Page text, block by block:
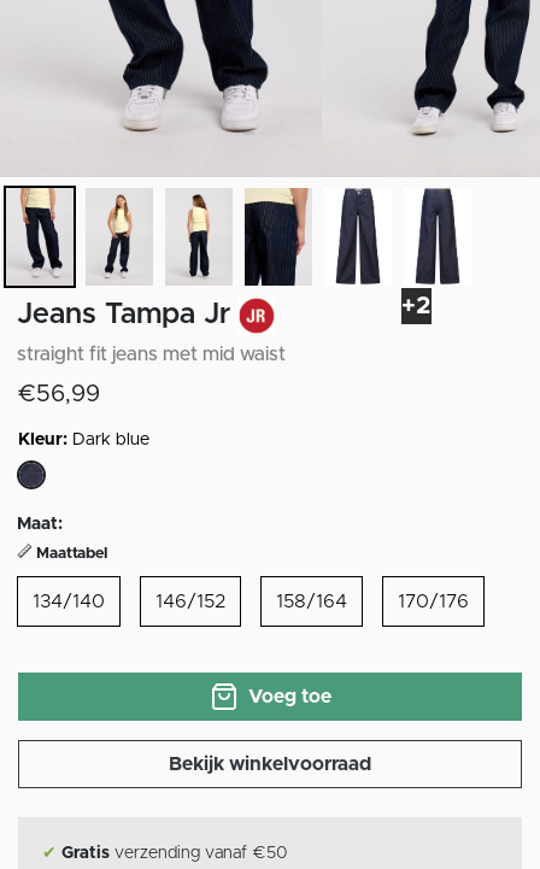
+2
Jeans Tampa Jr
straight fit jeans met mid waist
€56,99
Kleur: Dark blue
Maat:
Maattabel
134/140 146/152 158/164 170/176
Voeg toe
Bekijk winkelvoorraad
✔ Gratis verzending vanaf €50